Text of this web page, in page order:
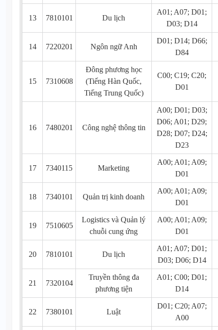
13 7810101 Du lịch
A01; A07; D01;
D03; D14
14 7220201 Ngôn ngữ Anh
D01; D14; D66;
D84
15 7310608
Đông phương học
(Tiếng Hàn Quốc,
Tiếng Trung Quốc)
C00; C19; C20;
D01
16 7480201 Công nghệ thông tin
A00; D01; D03;
D06; A01; D29;
D28; D07; D24;
D23
17 7340115 Marketing
A00; A01; A09;
D01
18 7340101 Quản trị kinh doanh
A00; A01; A09;
D01
19 7510605
Logistics và Quản lý
chuỗi cung ứng
A00; A01; A09;
D01
20 7810101 Du lịch
A01; A07; D01;
D03; D06; D14
21 7320104
Truyền thông đa
phương tiện
A01; C00; D01;
D14
22 7380101 Luật
D01; C20; A07;
A00